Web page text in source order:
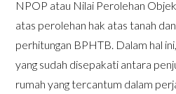
NPOP atau Nilai Perolehan
atas perolehan hak atas tanah
perhitungan BPHTB. Dalam hal
yang sudah disepakati antara
rumah yang tercantum dalam